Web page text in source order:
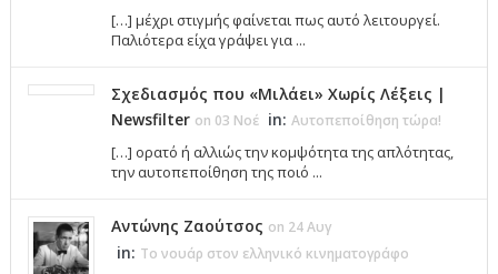
[…] μέχρι στιγμής φαίνεται πως αυτό λειτουργεί.
Παλιότερα είχα γράψει για ...
Σχεδιασμός που «Μιλάει» Χωρίς Λέξεις |
Newsfilter on 03 Νοέ in: Αυτοπεποίθηση τώρα!
[…] ορατό ή αλλιώς την κομψότητα της απλότητας,
την αυτοπεποίθηση της ποιό ...
Αντώνης Ζαούτσος on 24 Αυγ
in: Το νουάρ στον ελληνικό κινηματογράφο